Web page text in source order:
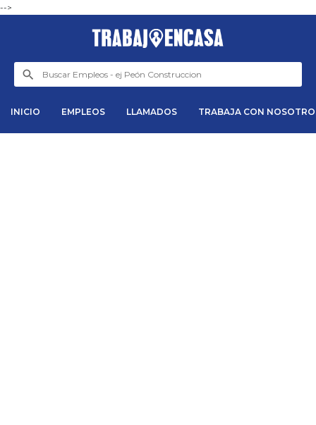
-->
INICIO EMPLEOS LLAMADOS TRABAJA CON